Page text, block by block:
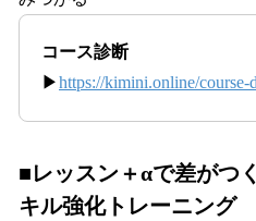
コース診断
▶https://kimini.online/course-
■レッスン＋αで差がつ
キル強化トレーニング